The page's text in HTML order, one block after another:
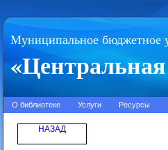
Муниципальное бюджетное
О библиотеке Услуги Ресурсы
НАЗАД